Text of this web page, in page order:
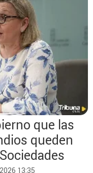
que las
queden
13:35